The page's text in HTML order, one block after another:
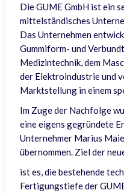
Die GUME GmbH ist ein
mittelständisches
Das Unternehmen
Gummiform- und
Medizintechnik, dem
der Elektroindustrie und
Marktstellung in einem
Im Zuge der Nachfolge
eine eigens gegründete
Unternehmer Marius
übernommen. Ziel der
ist es, die bestehende
Fertigungstiefe der